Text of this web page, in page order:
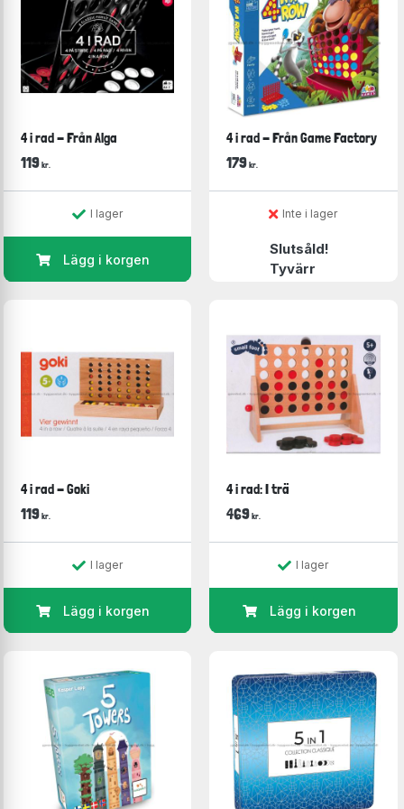
4 i rad - Från Alga
119 kr.
I lager
Lägg i korgen
4 i rad - Från Game Factory
179kr.
Inte i lager
Slutsåld!
Tyvärr
4 i rad - Goki
119 kr.
I lager
Lägg i korgen
4 i rad: I trä
469kr.
I lager
Lägg i korgen